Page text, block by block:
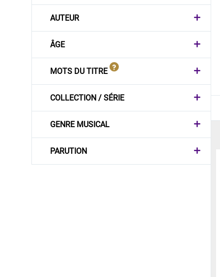
AUTEUR
ÂGE
MOTS DU TITRE
COLLECTION / SÉRIE
GENRE MUSICAL
PARUTION